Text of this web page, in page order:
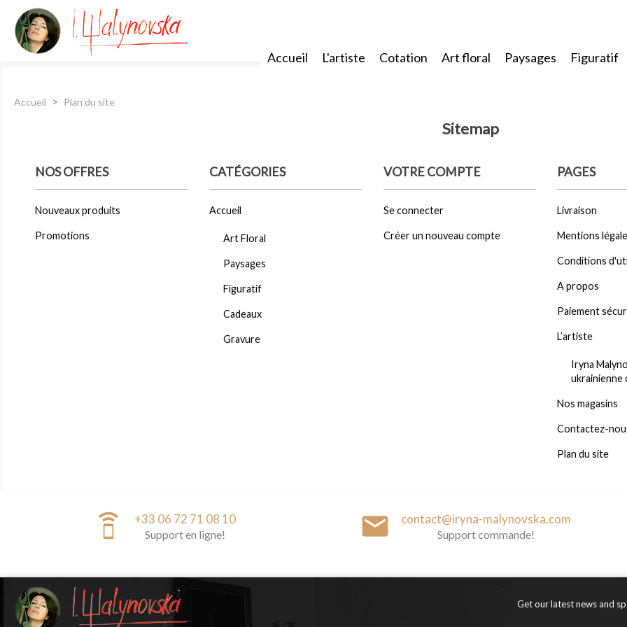
Accueil L'artiste Cotation Art floral Paysages Figuratif
Accueil Plan du site
Sitemap
NOS OFFRES
Nouveaux produits
Promotions
CATÉGORIES
Accueil
Art Floral
Paysages
Figuratif
Cadeaux
Gravure
VOTRE COMPTE
Se connecter
Créer un nouveau compte
PAGES
Livraison
Mentions
Conditions
A propos
Paiement
L’artiste
Iryna
ukrainienne
Nos magasins
Contactez-
Plan du site
speaker_phone +33 06 72 71 08 10
Support en ligne! email contact@iryna-malynovska.com
Support commande!
Get our latest news and